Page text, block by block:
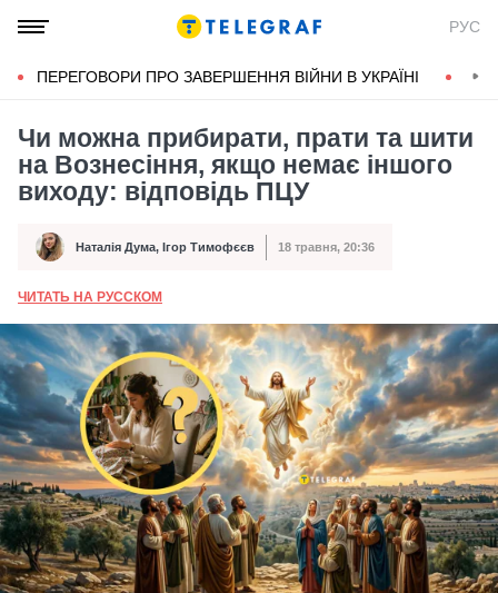
РУС
ПЕРЕГОВОРИ ПРО ЗАВЕРШЕННЯ ВІЙНИ В УКРАЇНІ
Чи можна прибирати, прати та шити
на Вознесіння, якщо немає іншого
виходу: відповідь ПЦУ
Автор Наталія Дума, Ігор Тимофєєв
Дата публікації 18 травня, 20:36
ЧИТАТЬ НА РУССКОМ